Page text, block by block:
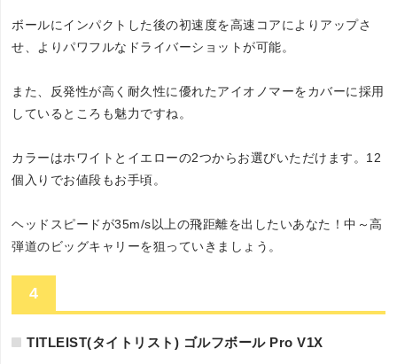
ボールにインパクトした後の初速度を高速コアによりアップさ
せ、よりパワフルなドライバーショットが可能。
また、反発性が高く耐久性に優れたアイオノマーをカバーに採用
しているところも魅力ですね。
カラーはホワイトとイエローの2つからお選びいただけます。12
個入りでお値段もお手頃。
ヘッドスピードが35m/s以上の飛距離を出したいあなた！中～高
弾道のビッグキャリーを狙っていきましょう。
4
TITLEIST(タイトリスト) ゴルフボール Pro V1X